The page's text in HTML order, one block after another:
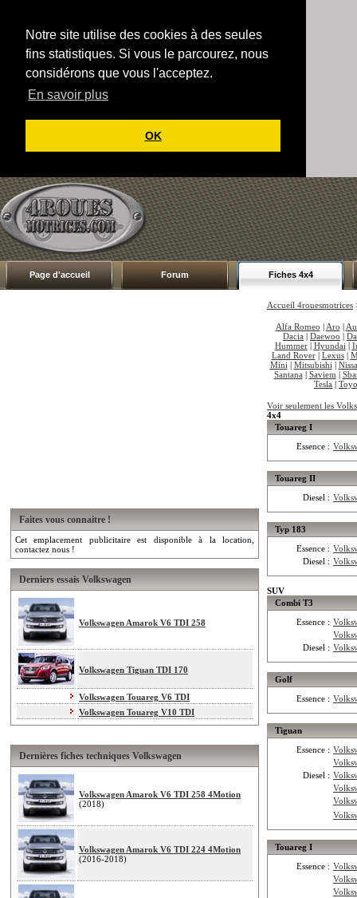
Notre site utilise des cookies à des seules
fins statistiques. Si vous le parcourez, nous
considérons que vous l'acceptez.
En savoir plus
OK
Page d'accueil Forum Fiches 4x4
Faites vous connaitre !
Cet emplacement publicitaire est disponible à la location,
contactez nous !
Derniers essais Volkswagen
Volkswagen Amarok V6 TDI 258
Volkswagen Tiguan TDI 170
Volkswagen Touareg V6 TDI
Volkswagen Touareg V10 TDI
Dernières fiches techniques Volkswagen
Volkswagen Amarok V6 TDI 258 4Motion
(2018)
Volkswagen Amarok V6 TDI 224 4Motion
(2016-2018)
Accueil 4rouesmotrices
Alfa Romeo | Aro |
Dacia | Daewoo |
Hummer| Hyundai |
Land Rover| Lexus|
Mini | Mitsubishi |
Santana | Saviem |
Tesla |
Voir seulement les
4x4
Touareg I
Essence :
Touareg II
Diesel :
Typ 183
Essence :
Diesel :
SUV
Combi T3
Essence :
Diesel :
Golf
Essence :
Tiguan
Essence :
Diesel :
Touareg I
Essence :